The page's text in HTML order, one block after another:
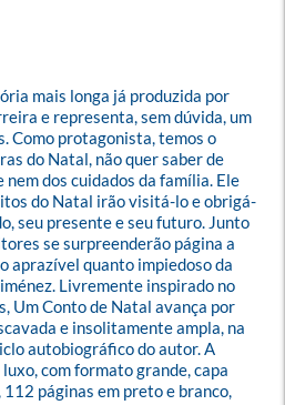
mais longa já produzida por
e representa, sem dúvida, um
Como protagonista, temos o
do Natal, não quer saber de
dos cuidados da família. Ele
do Natal irão visitá-lo e obrigá-
seu presente e seu futuro. Junto
se surpreenderão página a
aprazível quanto impiedoso da
Livremente inspirado no
Um Conto de Natal avança por
e insolitamente ampla, na
autobiográfico do autor. A
com formato grande, capa
páginas em preto e branco,